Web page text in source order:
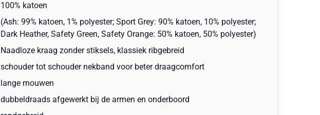
100% katoen
(Ash: 99% katoen, 1% polyester; Sport Grey: 90% katoen, 10% polyester;
Dark Heather, Safety Green, Safety Orange: 50% katoen, 50% polyester)
Naadloze kraag zonder stiksels, klassiek ribgebreid
schouder tot schouder nekband voor beter draagcomfort
lange mouwen
dubbeldraads afgewerkt bij de armen en onderboord